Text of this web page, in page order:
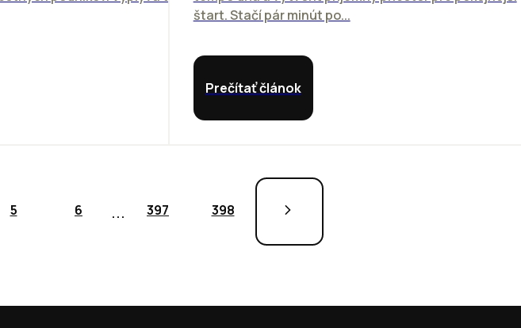
štart. Stačí pár minút po...
Prečítať článok
5 6 ... 397 398